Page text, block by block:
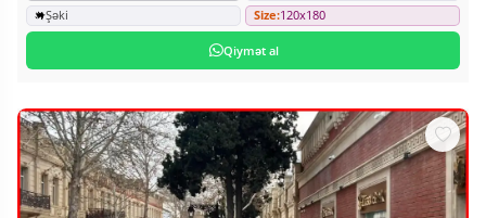
Şəki
Size:120x180
Qiymət al